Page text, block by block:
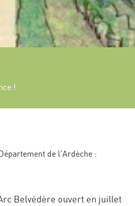
!
de l’Ardèche :
Belvédère ouvert en juillet